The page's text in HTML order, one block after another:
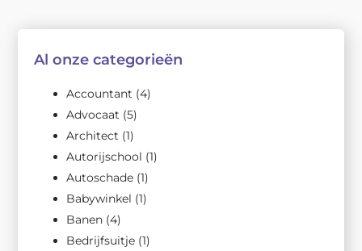
Al onze categorieën
Accountant (4)
Advocaat (5)
Architect (1)
Autorijschool (1)
Autoschade (1)
Babywinkel (1)
Banen (4)
Bedrijfsuitje (1)